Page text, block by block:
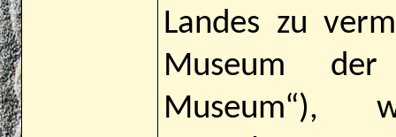
Landes zu
Museum
Museum“),